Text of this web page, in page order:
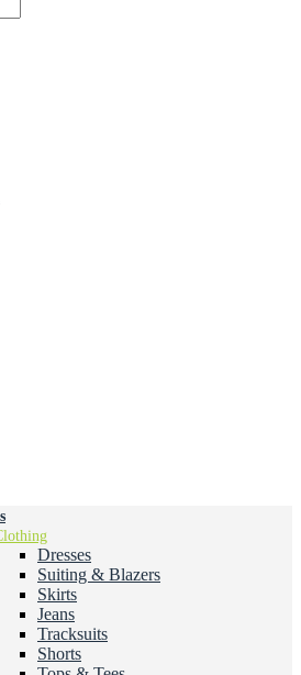
Dresses
Suiting & Blazers
Skirts
Jeans
Tracksuits
Shorts